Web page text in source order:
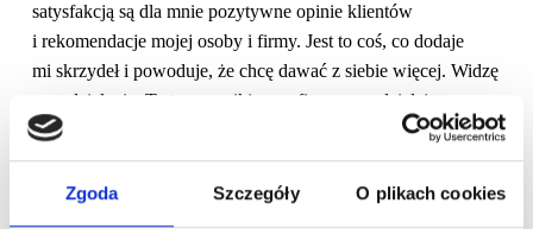
Zgoda Szczegóły O plikach cookies
satysfakcją są dla mnie pozytywne opinie klientów
i rekomendacje mojej osoby i firmy. Jest to coś, co dodaje
mi skrzydeł i powoduje, że chcę dawać z siebie więcej. Widzę
sens działania. To te czynniki poza finansowe działają
długofalowo. Pieniądze są ważne, ale musi być coś więcej
i trzeba to czuć. Wierzę, że takie działanie skazane jest
na Sukces przez duże “S”.